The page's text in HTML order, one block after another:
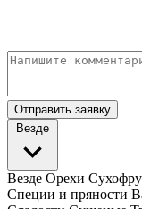
Отправить заявку
Везде
Везде Орехи
Специи и пряности